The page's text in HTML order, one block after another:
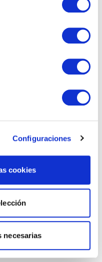
Configuraciones
cookies
necesarias